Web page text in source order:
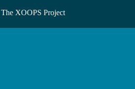
The XOOPS Project